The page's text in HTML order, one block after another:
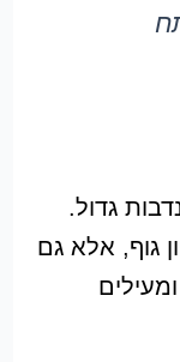
גדול.
גוף, אלא גם